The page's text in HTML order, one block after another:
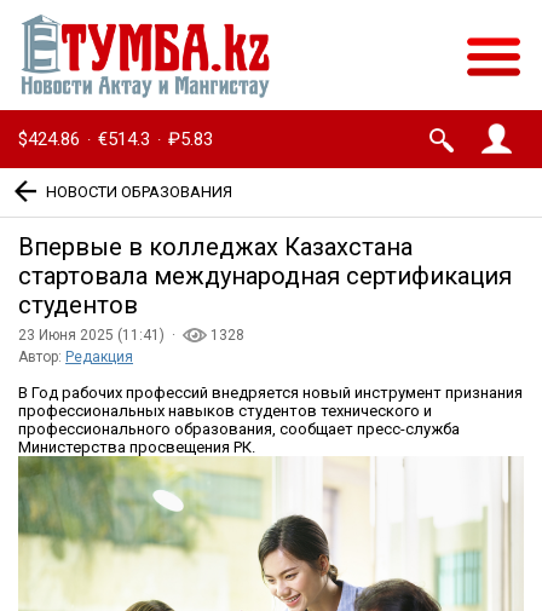
$424.86 · €514.3 · ₽5.83
НОВОСТИ ОБРАЗОВАНИЯ
Впервые в колледжах Казахстана
стартовала международная сертификация
студентов
23 Июня 2025 (11:41) ·
1328
Автор: Редакция
В Год рабочих профессий внедряется новый инструмент признания
профессиональных навыков студентов технического и
профессионального образования, сообщает пресс-служба
Министерства просвещения РК.